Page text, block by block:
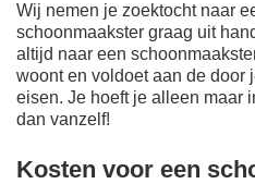
Wij nemen je zoektocht naar
schoonmaakster graag uit
altijd naar een
woont en voldoet aan de door
eisen. Je hoeft je alleen maar
dan vanzelf!
Kosten voor een